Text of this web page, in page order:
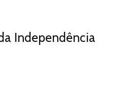
Independência